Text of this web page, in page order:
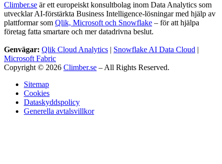
Climber.se är ett europeiskt konsultbolag inom Data Analytics som
utvecklar AI-förstärkta Business Intelligence-lösningar med hjälp av
plattformar som Qlik, Microsoft och Snowflake – för att hjälpa
företag fatta smartare och mer datadrivna beslut.
Genvägar: Qlik Cloud Analytics | Snowflake AI Data Cloud |
Microsoft Fabric
Copyright © 2026 Climber.se – All Rights Reserved.
Sitemap
Cookies
Dataskyddspolicy
Generella avtalsvillkor